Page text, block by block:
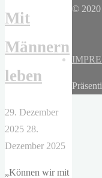
Mit
Männern
leben
29. Dezember
2025 28.
Dezember 2025
„Können wir mit
© 2020